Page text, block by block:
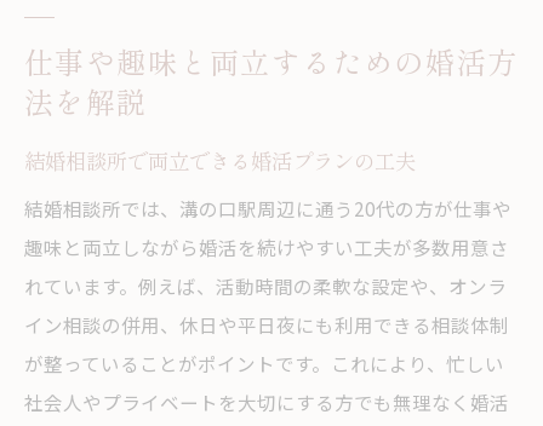
仕事や趣味と両立するための婚活方
法を解説
結婚相談所で両立できる婚活プランの工夫
結婚相談所では、溝の口駅周辺に通う20代の方が仕事や
趣味と両立しながら婚活を続けやすい工夫が多数用意さ
れています。例えば、活動時間の柔軟な設定や、オンラ
イン相談の併用、休日や平日夜にも利用できる相談体制
が整っていることがポイントです。これにより、忙しい
社会人やプライベートを大切にする方でも無理なく婚活